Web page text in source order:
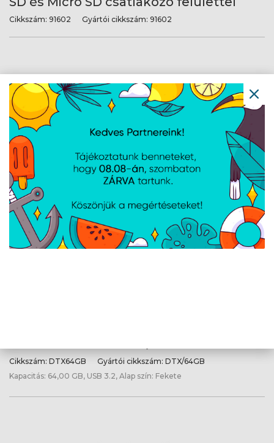
Cikkszám: 91602 Gyártói cikkszám: 91602
Kingston 128GB USB3.2 DataTraveler
Exodia (DTX/128GB) Pendrive
Cikkszám:
Cikkszám: DTX64GB Gyártói cikkszám: DTX/64GB
Kapacitás: 64,00 GB, USB 3.2, Alap szín: Fekete